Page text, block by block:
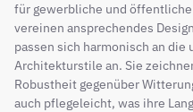
für gewerbliche und
vereinen ansprechendes
passen sich harmonisch an
Architekturstile an. Sie
Robustheit gegenüber
auch pflegeleicht, was ihre